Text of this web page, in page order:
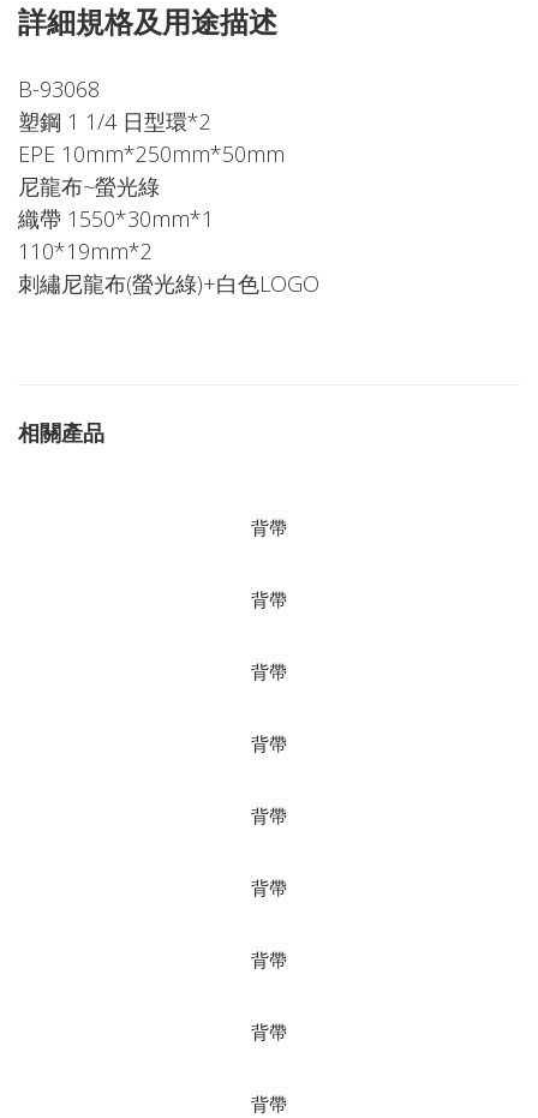
詳細規格及用途描述
B-93068
塑鋼 1 1/4 日型環*2
EPE 10mm*250mm*50mm
尼龍布~螢光綠
織帶 1550*30mm*1
110*19mm*2
刺繡尼龍布(螢光綠)+白色LOGO
相關產品
背帶
背帶
背帶
背帶
背帶
背帶
背帶
背帶
背帶